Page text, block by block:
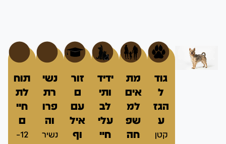
גוד
ל
הגז
ע
קטן
מת
אים
למ
שפ
חה
ידיד
ותי
לב
עלי
חיי
זור
ם
עם
איל
וף
נשי
רת
פרו
וה
נשיר
תוח
לת
חיי
ם
12–